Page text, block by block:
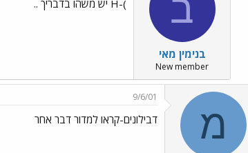
בנימין מאי
New member
)-H יש משהו בדבריך ..
מ
9/6/01
דבילונים-קראו למדור דבר אחר